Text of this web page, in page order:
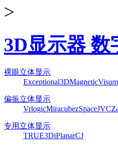
>
3D显示器 数
裸眼立体显示
Exceptional3DMagnetic
偏振立体显示
VrlogicMiracubezSpaceJVC
专用立体显示
TRUE3DiPlanarCJ